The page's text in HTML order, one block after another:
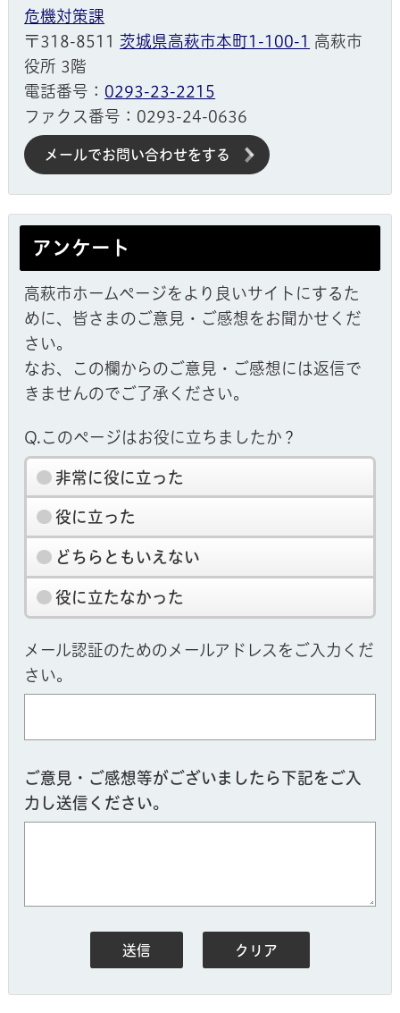
危機対策課
〒318-8511 茨城県高萩市本町1-100-1 高萩市
役所 3階
電話番号： 0293-23-2215
ファクス番号：0293-24-0636
メールでお問い合わせをする
アンケート
高萩市ホームページをより良いサイトにするた
めに、皆さまのご意見・ご感想をお聞かせくだ
さい。
なお、この欄からのご意見・ご感想には返信で
きませんのでご了承ください。
Q.このページはお役に立ちましたか？
非常に役に立った
役に立った
どちらともいえない
役に立たなかった
メール認証のためのメールアドレスをご入力くだ
さい。
ご意見・ご感想等がございましたら下記をご入
力し送信ください。